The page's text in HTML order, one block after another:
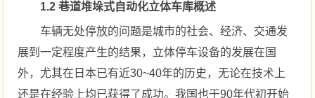
1.2 巷道堆垛式自动化立体车库概述
车辆无处停放的问题是城市的社会、经济、交通发
展到一定程度产生的结果，立体停车设备的发展在国
外，尤其在日本已有近30~40年的历史，无论在技术上
还是在经验上均已获得了成功。我国也于90年代初开始